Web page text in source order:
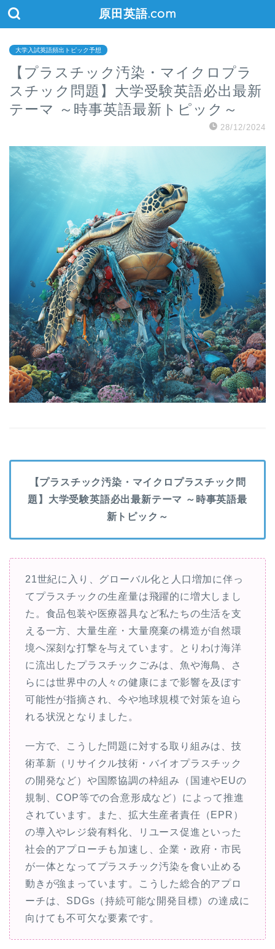
原田英語.com
大学入試英語頻出トピック予想
【プラスチック汚染・マイクロプラ
スチック問題】大学受験英語必出最新
テーマ ～時事英語最新トピック～
28/12/2024
【プラスチック汚染・マイクロプラスチック問
題】大学受験英語必出最新テーマ ～時事英語最
新トピック～
21世紀に入り、グローバル化と人口増加に伴っ
てプラスチックの生産量は飛躍的に増大しまし
た。食品包装や医療器具など私たちの生活を支
える一方、大量生産・大量廃棄の構造が自然環
境へ深刻な打撃を与えています。とりわけ海洋
に流出したプラスチックごみは、魚や海鳥、さ
らには世界中の人々の健康にまで影響を及ぼす
可能性が指摘され、今や地球規模で対策を迫ら
れる状況となりました。
一方で、こうした問題に対する取り組みは、技
術革新（リサイクル技術・バイオプラスチック
の開発など）や国際協調の枠組み（国連やEUの
規制、COP等での合意形成など）によって推進
されています。また、拡大生産者責任（EPR）
の導入やレジ袋有料化、リユース促進といった
社会的アプローチも加速し、企業・政府・市民
が一体となってプラスチック汚染を食い止める
動きが強まっています。こうした総合的アプロ
ーチは、SDGs（持続可能な開発目標）の達成に
向けても不可欠な要素です。